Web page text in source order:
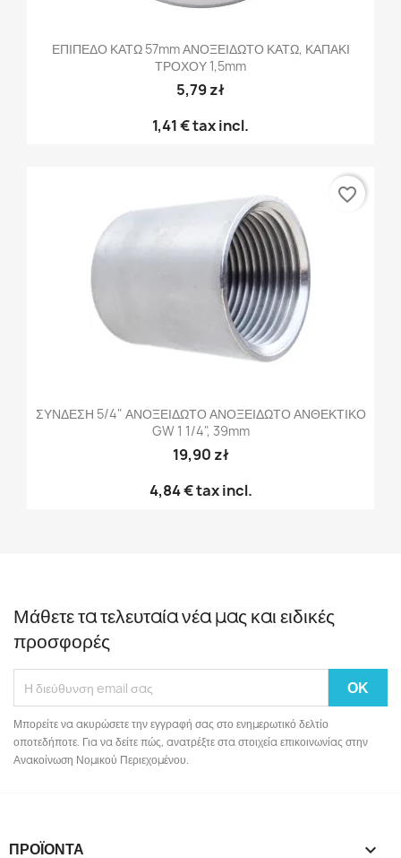
ΕΠΙΠΕΔΟ ΚΑΤΩ 57mm ΑΝΟΞΕΙΔΩΤΟ ΚΑΤΩ, ΚΑΠΑΚΙ
ΤΡΟΧΟΥ 1,5mm
5,79 zł
1,41 €tax incl.
ΣΥΝΔΕΣΗ 5/4" ΑΝΟΞΕΙΔΩΤΟ ΑΝΟΞΕΙΔΩΤΟ ΑΝΘΕΚΤΙΚΟ
GW 1 1/4", 39mm
19,90 zł
4,84 €tax incl.
favorite_border
Μάθετε τα τελευταία νέα μας και ειδικές
προσφορές
Μπορείτε να ακυρώσετε την εγγραφή σας στο ενημερωτικό δελτίο
οποτεδήποτε. Για να δείτε πώς, ανατρέξτε στα στοιχεία επικοινωνίας στην
Ανακοίνωση Νομικού Περιεχομένου.
ΠΡΟΪΌΝΤΑ 